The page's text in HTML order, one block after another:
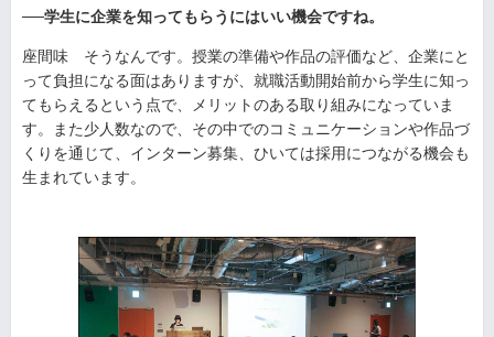
──学生に企業を知ってもらうにはいい機会ですね。
座間味 そうなんです。授業の準備や作品の評価など、企業にと
って負担になる面はありますが、就職活動開始前から学生に知っ
てもらえるという点で、メリットのある取り組みになっていま
す。また少人数なので、その中でのコミュニケーションや作品づ
くりを通じて、インターン募集、ひいては採用につながる機会も
生まれています。